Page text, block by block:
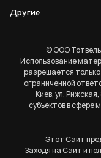
Другие
© ООО
Использование
разрешается
ограниченной
Киев, ул.
субъектов в сфере
Этот Сайт
Заходя на Сайт и